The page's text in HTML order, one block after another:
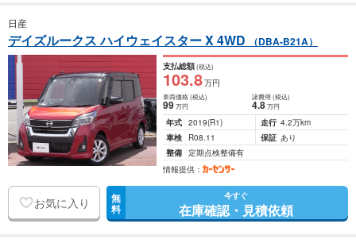
日産
デイズルークス ハイウェイスター X 4WD （DBA-B21A）
支払総額(税込)
103.8万円
車両価格(税込)
99万円
諸費用 (税込)
4.8 万円
年式 2019(R1) 走行 4.2万km
車検
R08.11 保証 あり
整備 定期点検整備有
情報提供：
お気に入り 無
料
今すぐ
在庫確認・見積依頼